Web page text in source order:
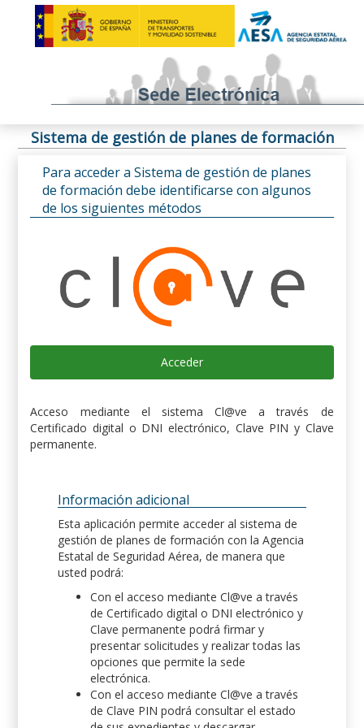
Sistema de gestión de planes de formación
Para acceder a Sistema de gestión de planes
de formación debe identificarse con algunos
de los siguientes métodos
Acceder
Acceso mediante el sistema Cl@ve a través de
Certificado digital o DNI electrónico, Clave PIN y Clave
permanente.
Información adicional
Esta aplicación permite acceder al sistema de
gestión de planes de formación con la Agencia
Estatal de Seguridad Aérea, de manera que
usted podrá:
Con el acceso mediante Cl@ve a través
de Certificado digital o DNI electrónico y
Clave permanente podrá firmar y
presentar solicitudes y realizar todas las
opciones que permite la sede
electrónica.
Con el acceso mediante Cl@ve a través
de Clave PIN podrá consultar el estado